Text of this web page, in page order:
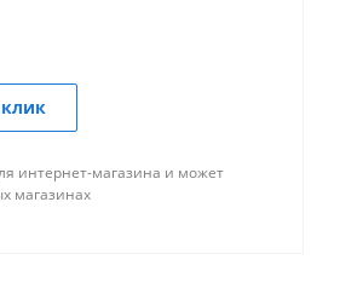
интернет-магазина и может
магазинах